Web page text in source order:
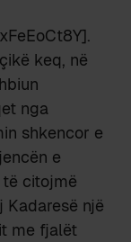
keq, në
nga
shkencor e
e
citojmë
Kadaresë një
me fjalët